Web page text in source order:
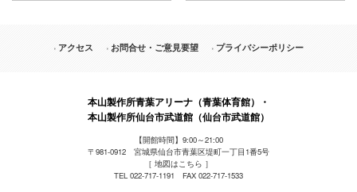
アクセス お問合せ・ご意見要望 プライバシーポリシー
本山製作所青葉アリーナ（青葉体育館）・
本山製作所仙台市武道館（仙台市武道館）
【開館時間】9:00～21:00
〒981-0912 宮城県仙台市青葉区堤町一丁目1番5号
［ 地図はこちら ］
TEL 022-717-1191 FAX 022-717-1533